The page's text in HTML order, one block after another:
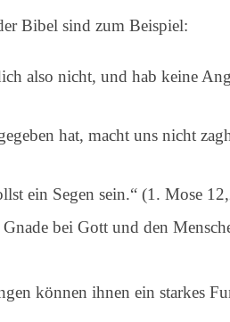
Bibel sind zum Beispiel:
also nicht, und hab keine
hat, macht uns nicht
ein Segen sein.“ (1. Mose
bei Gott und den
können ihnen ein starkes